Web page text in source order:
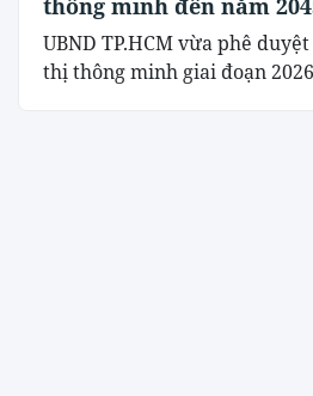
UBND TP.HCM vừa phê
thị thông minh giai đoạn